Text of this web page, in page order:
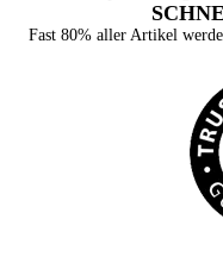
Fast 80% aller Artikel